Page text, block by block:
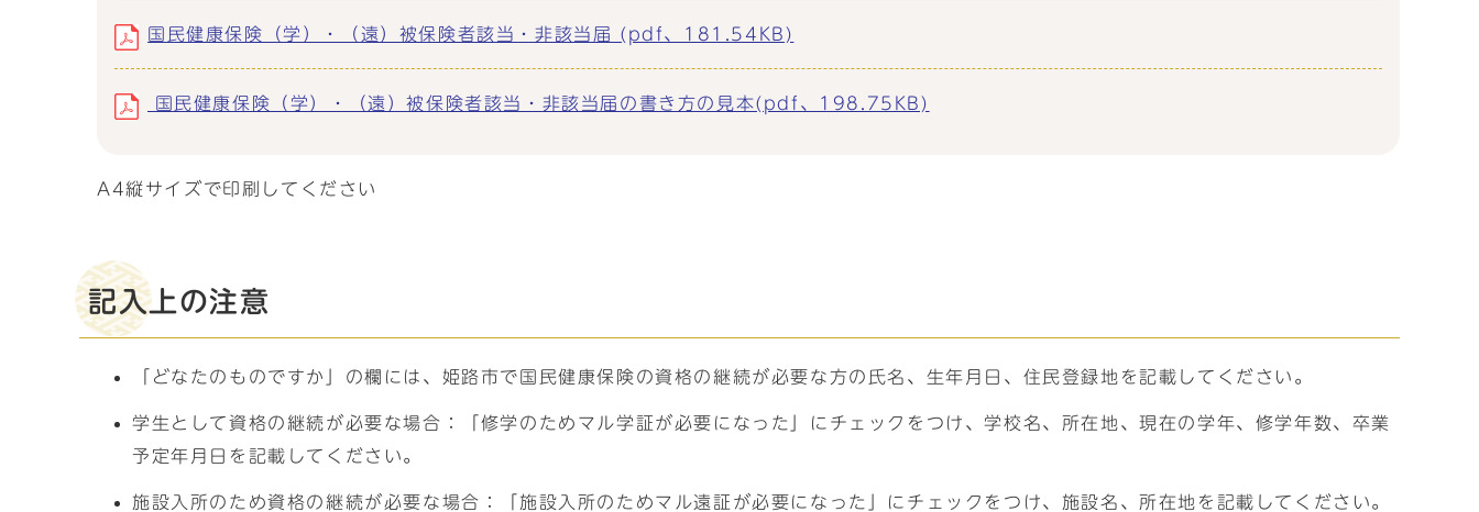
国民健康保険（学）・（遠）被保険者該当・非該当届 (pdf、181.54KB)
国民健康保険（学）・（遠）被保険者該当・非該当届の書き方の見本(pdf、198.75KB)
A4縦サイズで印刷してください
記入上の注意
「どなたのものですか」の欄には、姫路市で国民健康保険の資格の継続が必要な方の氏名、生年月日、住民登録地を記載してください。
学生として資格の継続が必要な場合：「修学のためマル学証が必要になった」にチェックをつけ、学校名、所在地、現在の学年、修学年数、卒業
予定年月日を記載してください。
施設入所のため資格の継続が必要な場合：「施設入所のためマル遠証が必要になった」にチェックをつけ、施設名、所在地を記載してください。